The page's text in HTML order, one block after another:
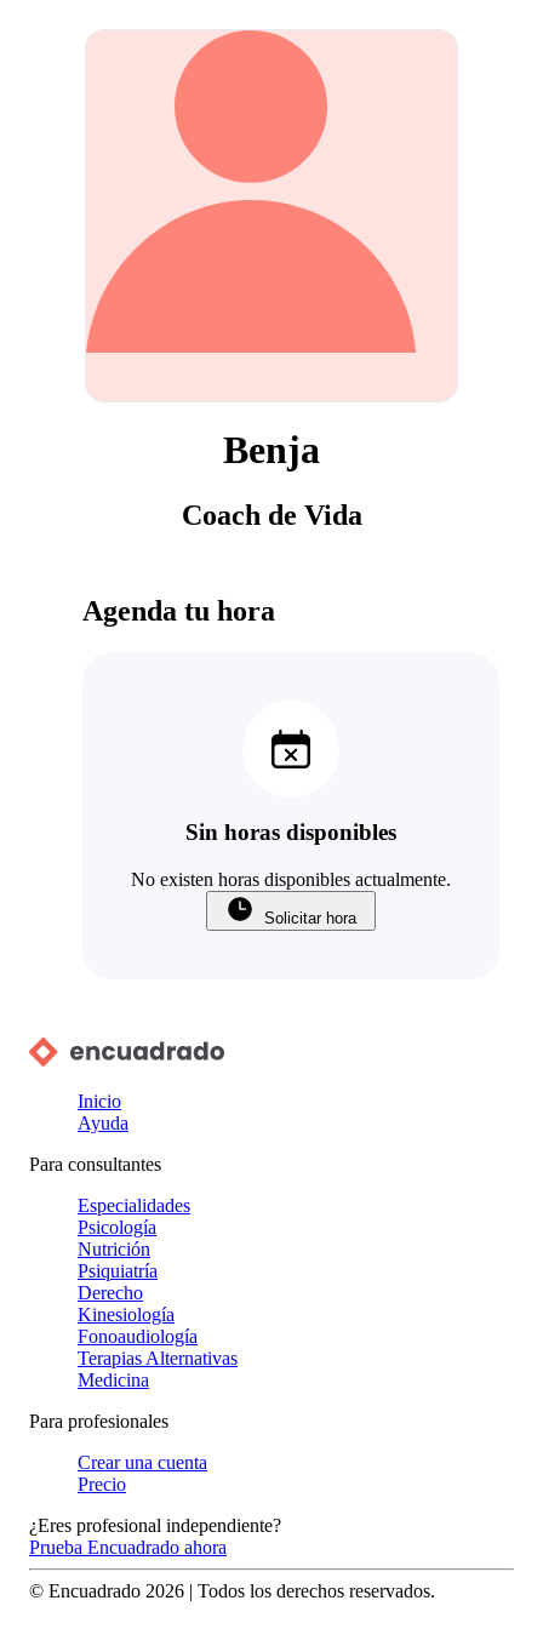
Benja
Coach de Vida
Agenda tu hora
Sin horas disponibles
No existen horas disponibles actualmente.
Solicitar hora
Inicio
Ayuda
Para consultantes
Especialidades
Psicología
Nutrición
Psiquiatría
Derecho
Kinesiología
Fonoaudiología
Terapias Alternativas
Medicina
Para profesionales
Crear una cuenta
Precio
¿Eres profesional independiente?
Prueba Encuadrado ahora
© Encuadrado 2026 | Todos los derechos reservados.